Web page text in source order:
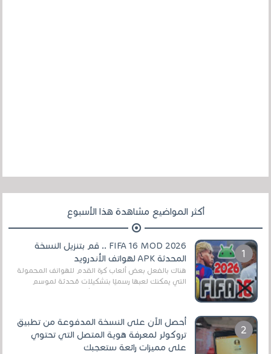
أكثر المواضيع مشاهدة هذا الأسبوع
FIFA 16 MOD 2026 .. قم بتنزيل النسخة
المحدثة APK لهواتف الأندرويد
هناك بالفعل بعض ألعاب كرة القدم للهواتف المحمولة
التي يمكنك لعبها رسميًا بتشكيلات مُحدثة لموسم
أحصل الآن على النسخة المدفوعة من تطبيق
تروكولر لمعرفة هوية المتصل التي تحتوي
على مميزات رائعة ستعجبك